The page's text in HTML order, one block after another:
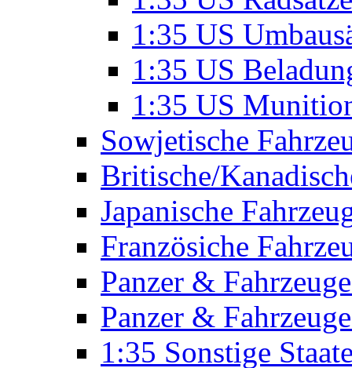
1:35 US
1:35 US
1:35 US
Sowjetische
Britische/
Japanische
Französiche
Panzer &
Panzer &
1:35 Sonstige